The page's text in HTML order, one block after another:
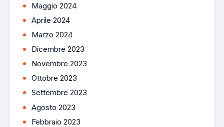
Maggio 2024
Aprile 2024
Marzo 2024
Dicembre 2023
Novembre 2023
Ottobre 2023
Settembre 2023
Agosto 2023
Febbraio 2023